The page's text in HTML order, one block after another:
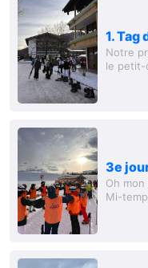
1.
Notre
le petit-
3e
Oh
Mi-